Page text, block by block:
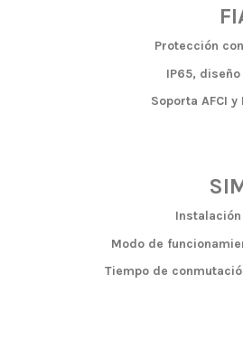
Protección
IP65,
Soporta AFCI
Modo de
Tiempo de